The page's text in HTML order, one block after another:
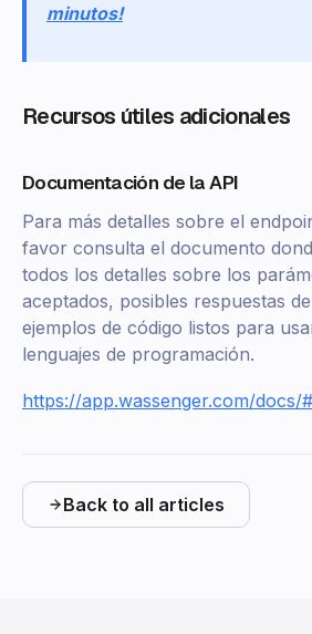
minutos!
Recursos útiles adicionales
Documentación de la API
Para más detalles sobre el
favor consulta el documento
todos los detalles sobre los
aceptados, posibles respuestas
ejemplos de código listos para
lenguajes de programación.
https://app.wassenger.com/docs/
Back to all articles